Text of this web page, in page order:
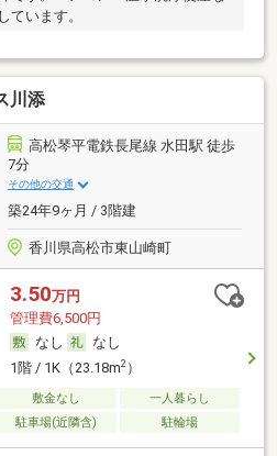
ています。
川添
高松琴平電鉄長尾線 水田駅 徒歩
7分
その他の交通
築24年9ヶ月 / 3階建
香川県高松市東山崎町
3.50万円
管理費6,500円
なし
なし
1階 / 1K（23.18m2）
敷金なし
一人暮らし
駐車場(近隣含) 駐輪場